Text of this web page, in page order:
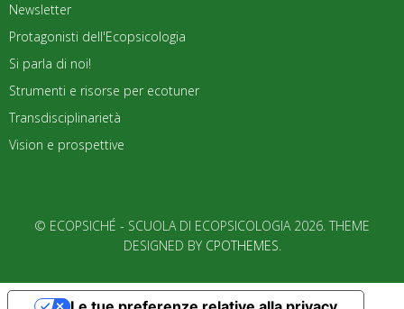
Newsletter
Protagonisti dell'Ecopsicologia
Si parla di noi!
Strumenti e risorse per ecotuner
Transdisciplinarietà
Vision e prospettive
© ECOPSICHÉ - SCUOLA DI ECOPSICOLOGIA 2026. THEME
DESIGNED BY CPOTHEMES.